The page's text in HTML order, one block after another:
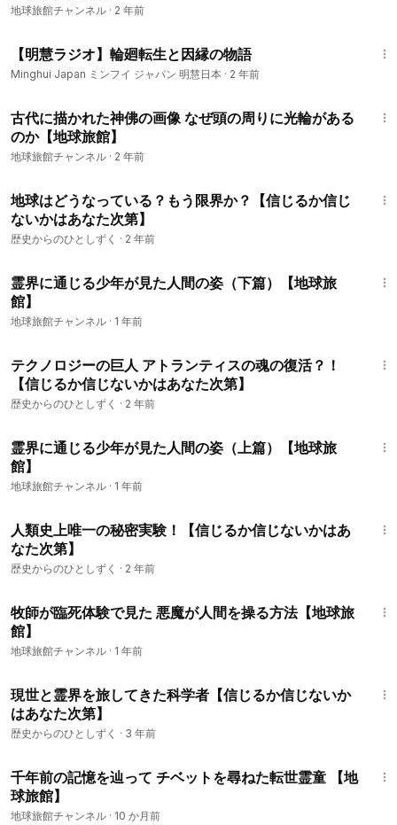
地球旅館チャンネル · 2 年前
【明慧ラジオ】輪廻転生と因縁の物語
Minghui Japan ミンフイ ジャパン 明慧日本 · 2 年前
古代に描かれた神佛の画像 なぜ頭の周りに光輪がある
のか【地球旅館】
地球旅館チャンネル · 2 年前
地球はどうなっている？もう限界か？【信じるか信じ
ないかはあなた次第】
歴史からのひとしずく · 2 年前
霊界に通じる少年が見た人間の姿（下篇）【地球旅
館】
地球旅館チャンネル · 1 年前
テクノロジーの巨人 アトランティスの魂の復活？！
【信じるか信じないかはあなた次第】
歴史からのひとしずく · 2 年前
霊界に通じる少年が見た人間の姿（上篇）【地球旅
館】
地球旅館チャンネル · 1 年前
人類史上唯一の秘密実験！【信じるか信じないかはあ
なた次第】
歴史からのひとしずく · 2 年前
牧師が臨死体験で見た 悪魔が人間を操る方法【地球旅
館】
地球旅館チャンネル · 1 年前
現世と霊界を旅してきた科学者【信じるか信じないか
はあなた次第】
歴史からのひとしずく · 3 年前
千年前の記憶を辿って チベットを尋ねた転世霊童 【地
球旅館】
地球旅館チャンネル · 10 か月前